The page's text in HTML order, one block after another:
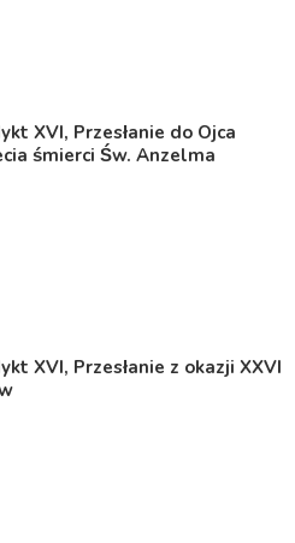
XVI, Przesłanie do Ojca
śmierci Św. Anzelma
XVI, Przesłanie z okazji XXVI